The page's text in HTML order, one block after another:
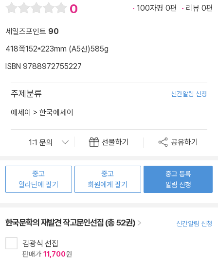
0 100자평 0편 리뷰 0편
세일즈포인트 90
418쪽152*223mm (A5신)585g
ISBN 9788972755227
주제분류 신간알림 신청
에세이 > 한국에세이
선물하기 공유하기
중고
알라딘에 팔기
중고
회원에게 팔기
중고 등록
알림 신청
한국문학의 재발견 작고문인선집 (총 52권) 신간알림 신청
김광식 선집
판매가 11,700원